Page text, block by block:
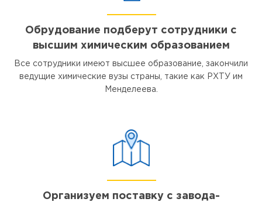
Обрудование подберут сотрудники с
высшим химическим образованием
Все сотрудники имеют высшее образование, закончили
ведущие химические вузы страны, такие как РХТУ им
Менделеева.
Организуем поставку с завода-